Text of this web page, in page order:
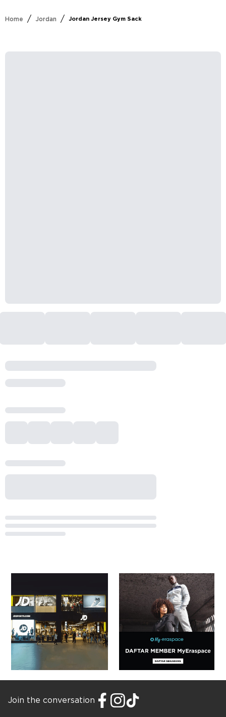
Home / Jordan / Jordan Jersey Gym Sack
Join the conversation